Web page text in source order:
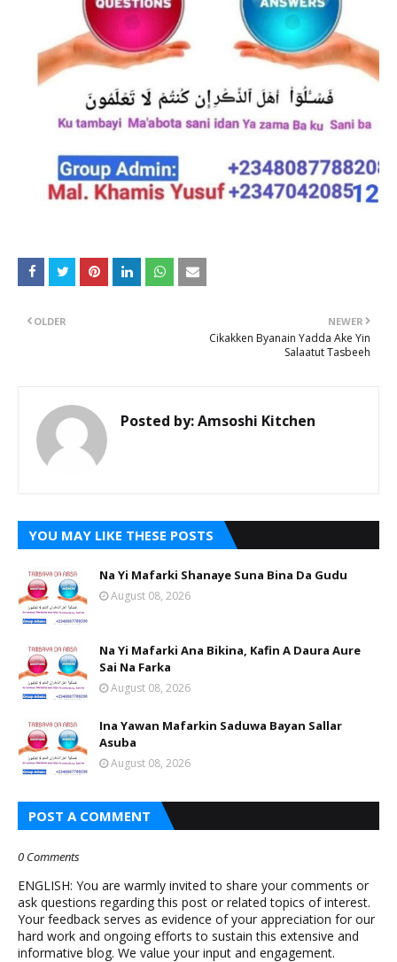
NEWER
Cikakken Byanain Yadda Ake Yin
Salaatut Tasbeeh
OLDER
Posted by:Amsoshi Kitchen
YOU MAY LIKE THESE POSTS
Na Yi Mafarki Shanaye Suna Bina Da Gudu
August 08, 2026
Na Yi Mafarki Ana Bikina, Kafin A Daura Aure
Sai Na Farka
August 08, 2026
Ina Yawan Mafarkin Saduwa Bayan Sallar
Asuba
August 08, 2026
POST A COMMENT
0 Comments
ENGLISH: You are warmly invited to share your comments or
ask questions regarding this post or related topics of interest.
Your feedback serves as evidence of your appreciation for our
hard work and ongoing efforts to sustain this extensive and
informative blog. We value your input and engagement.